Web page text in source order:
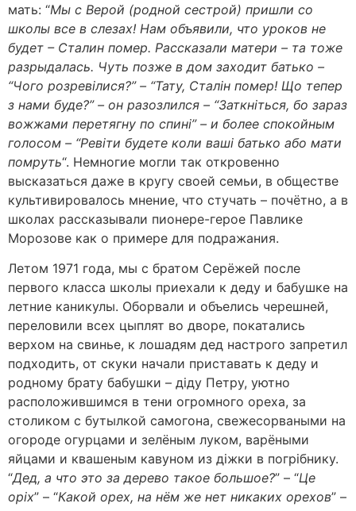
мать: “Мы с Верой (родной сестрой) пришли со
школы все в слезах! Нам объявили, что уроков не
будет – Сталин помер. Рассказали матери – та тоже
разрыдалась. Чуть позже в дом заходит батько –
“Чого розревiлися?” – “Тату, Сталiн помер! Що тепер
з нами буде?” – он разозлился – “Заткнiться, бо зараз
вожжами перетягну по спинi” – и более спокойным
голосом – “Ревiти будете коли вашi батько або мати
помруть“. Немногие могли так откровенно
высказаться даже в кругу своей семьи, в обществе
культивировалось мнение, что стучать – почётно, а в
школах рассказывали пионере-герое Павлике
Морозове как о примере для подражания.
Летом 1971 года, мы с братом Серёжей после
первого класса школы приехали к деду и бабушке на
летние каникулы. Оборвали и объелись черешней,
переловили всех цыплят во дворе, покатались
верхом на свинье, к лошадям дед настрого запретил
подходить, от скуки начали приставать к деду и
родному брату бабушки – дiду Петру, уютно
расположившимся в тени огромного ореха, за
столиком с бутылкой самогона, свежесорваными на
огороде огурцами и зелёным луком, варёными
яйцами и квашеным кавуном из дiжки в погрiбнику.
“Дед, а что это за дерево такое большое?” – “Це
орiх” – “Какой орех, на нём же нет никаких орехов” –